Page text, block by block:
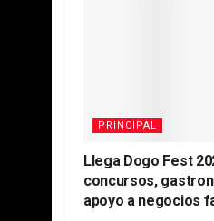
PRINCIPAL
Llega Dogo Fest
concursos,
apoyo a negocios